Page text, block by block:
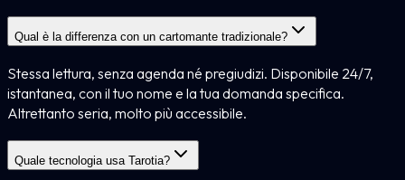
Qual è la differenza con un cartomante tradizionale?
Stessa lettura, senza agenda né pregiudizi. Disponibile 24/7,
istantanea, con il tuo nome e la tua domanda specifica.
Altrettanto seria, molto più accessibile.
Quale tecnologia usa Tarotia?